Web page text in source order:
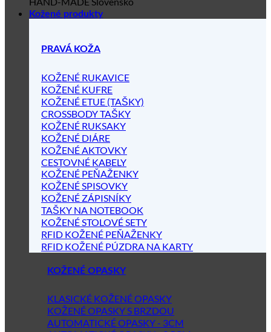
Kožené produkty
PRAVÁ KOŽA
KOŽENÉ RUKAVICE
KOŽENÉ KUFRE
KOŽENÉ ETUE (TAŠKY)
CROSSBODY TAŠKY
KOŽENÉ RUKSAKY
KOŽENÉ DIÁRE
KOŽENÉ AKTOVKY
CESTOVNÉ KABELY
KOŽENÉ PEŇAŽENKY
KOŽENÉ SPISOVKY
KOŽENÉ ZÁPISNÍKY
TAŠKY NA NOTEBOOK
KOŽENÉ STOLOVÉ SETY
RFID KOŽENÉ PEŇAŽENKY
RFID KOŽENÉ PÚZDRA NA KARTY
KOŽENÉ OPASKY
KLASICKÉ KOŽENÉ OPASKY
KOŽENÉ OPASKY S BRZDOU
AUTOMATICKÉ OPASKY - 3CM